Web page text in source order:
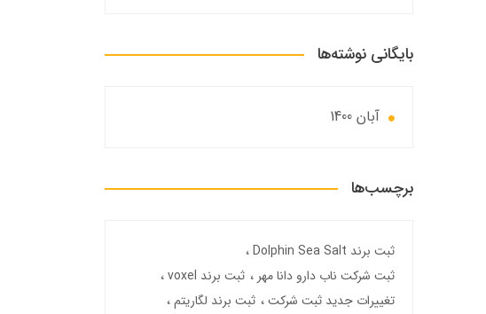
بایگانی نوشته‌ها
آبان 1400
برچسب‌ها
ثبت برند Dolphin Sea Salt
ثبت شرکت ناب دارو دانا مهر
ثبت برند voxel
تغییرات جدید ثبت شرکت
ثبت برند لگاریتم